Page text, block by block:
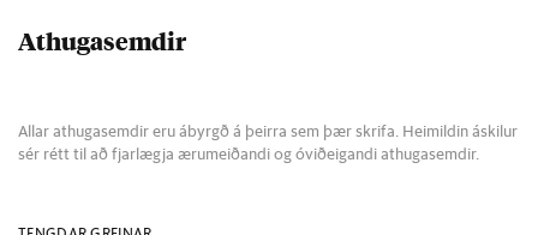
Athugasemdir
Allar athugasemdir eru ábyrgð á þeirra sem þær skrifa. Heimildin áskilur
sér rétt til að fjarlægja ærumeiðandi og óviðeigandi athugasemdir.